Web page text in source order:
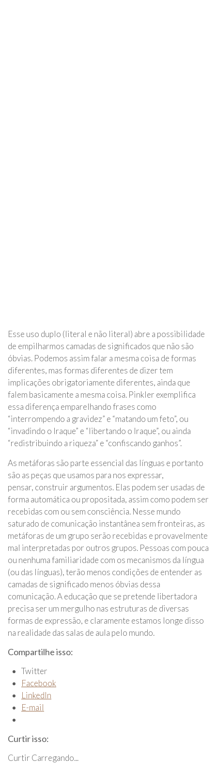
Esse uso duplo (literal e não literal) abre a possibilidade
de empilharmos camadas de significados que não são
óbvias. Podemos assim falar a mesma coisa de formas
diferentes, mas formas diferentes de dizer tem
implicações obrigatoriamente diferentes, ainda que
falem basicamente a mesma coisa. Pinkler exemplifica
essa diferença emparelhando frases como
“interrompendo a gravidez” e “matando um feto”, ou
“invadindo o Iraque” e “libertando o Iraque”, ou ainda
“redistribuindo a riqueza” e “confiscando ganhos”.
As metáforas são parte essencial das línguas e portanto
são as peças que usamos para nos expressar,
pensar, construir argumentos. Elas podem ser usadas de
forma automática ou propositada, assim como podem ser
recebidas com ou sem consciência. Nesse mundo
saturado de comunicação instantânea sem fronteiras, as
metáforas de um grupo serão recebidas e provavelmente
mal interpretadas por outros grupos. Pessoas com pouca
ou nenhuma familiaridade com os mecanismos da língua
(ou das línguas), terão menos condições de entender as
camadas de significado menos óbvias dessa
comunicação. A educação que se pretende libertadora
precisa ser um mergulho nas estruturas de diversas
formas de expressão, e claramente estamos longe disso
na realidade das salas de aula pelo mundo.
Compartilhe isso:
Twitter
Facebook
LinkedIn
E-mail
Curtir isso:
Curtir Carregando...